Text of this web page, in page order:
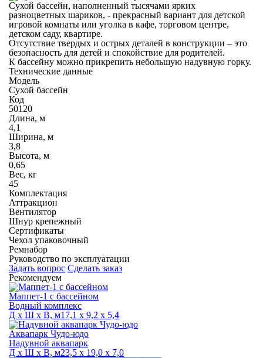
Сухой бассейн, наполненный тысячами ярких
разноцветных шариков, - прекрасный вариант для детской
игровой комнаты или уголка в кафе, торговом центре,
детском саду, квартире.
Отсутствие твердых и острых деталей в конструкции – это
безопасность для детей и спокойствие для родителей.
К бассейну можно прикрепить небольшую надувную горку.
Технические данные
Модель
Сухой бассейн
Код
50120
Длина, м
4,1
Ширина, м
3,8
Высота, м
0,65
Вес, кг
45
Комплектация
Аттракцион
Вентилятор
Шнур крепежный
Сертификаты
Чехол упаковочный
Ремнабор
Руководство по эксплуатации
Задать вопрос Сделать заказ
Рекомендуем
Маппет-1 с бассейном
Водный комплекс
Д х Ш х В, м17,1 х 9,2 х 5,4
Аквапарк Чудо-юдо
Надувной аквапарк
Д х Ш х В, м23,5 х 19,0 х 7,0